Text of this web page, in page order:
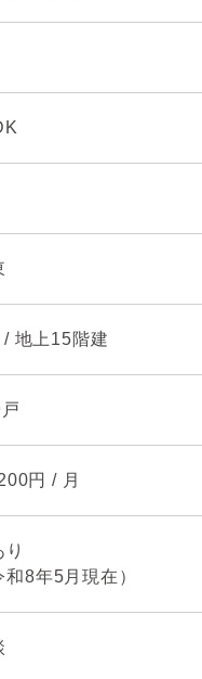
/ 地上15階建
円 / 月
り
和8年5月現在）